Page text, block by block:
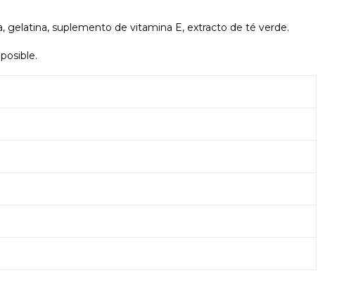
gelatina, suplemento de vitamina E, extracto de té verde.